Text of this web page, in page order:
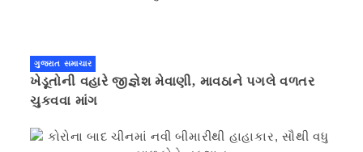
ગુજરાત સમાચાર
ખેડૂતોની વહારે જીજ્ઞેશ મેવાણી, માવઠાને પગલે વળતર
ચુકવવા માંગ